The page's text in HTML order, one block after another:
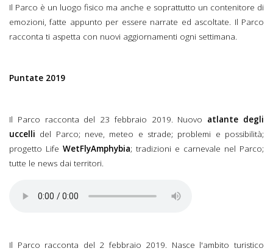
Il Parco è un luogo fisico ma anche e soprattutto un contenitore di
emozioni, fatte appunto per essere narrate ed ascoltate. Il Parco
racconta ti aspetta con nuovi aggiornamenti ogni settimana.
Puntate 2019
Il Parco racconta del 23 febbraio 2019. Nuovo atlante degli
uccelli del Parco; neve, meteo e strade; problemi e possibilità;
progetto Life WetFlyAmphybia; tradizioni e carnevale nel Parco;
tutte le news dai territori.
Il Parco racconta del 23
Il Parco racconta del 2 febbraio 2019. Nasce l'ambito turistico